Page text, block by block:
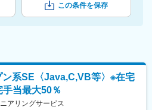
この条件を保存
ン系SE〈Java,C,VB等〉※在宅
当最大50％
アリングサービス